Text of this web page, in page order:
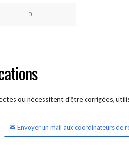
0
ou nécessitent d'être corrigées,
Envoyer un mail aux coordinateurs de